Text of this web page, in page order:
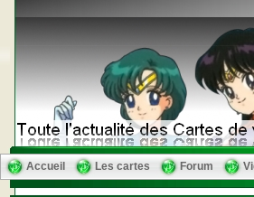
Accueil Les cartes Forum